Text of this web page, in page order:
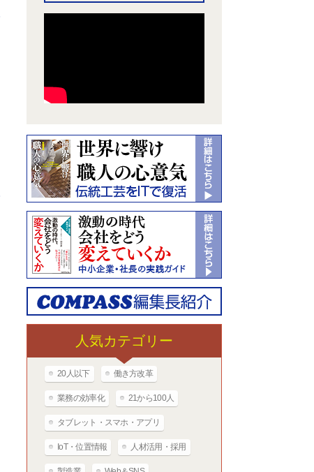
人気カテゴリー
20人以下 働き方改革
業務の効率化 21から100人
タブレット・スマホ・アプリ
IoT・位置情報 人材活用・採用